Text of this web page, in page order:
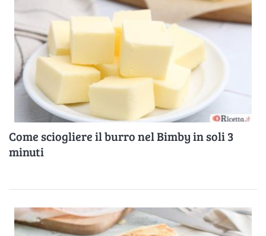
Come sciogliere il burro nel Bimby in soli 3
minuti